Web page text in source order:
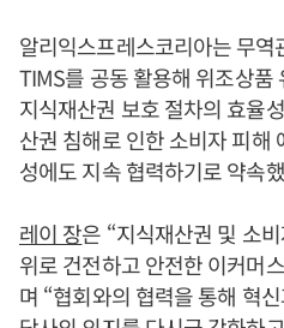
알리익스프레스코리아는 무
TIMS를 공동 활용해 위조상품
지식재산권 보호 절차의 효율
산권 침해로 인한 소비자 피해
성에도 지속 협력하기로 약속
레이 장은 “지식재산권 및 소
위로 건전하고 안전한 이커머
며 “협회와의 협력을 통해 혁